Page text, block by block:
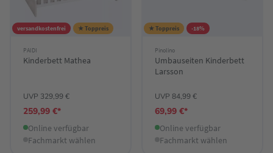
versandkostenfrei ★ Toppreis
PAIDI
Kinderbett Mathea
UVP 329,99 €
259,99 €*
Online verfügbar
Fachmarkt wählen
★ Toppreis -18%
Pinolino
Umbauseiten Kinderbett
Larsson
UVP 84,99 €
69,99 €*
Online verfügbar
Fachmarkt wählen